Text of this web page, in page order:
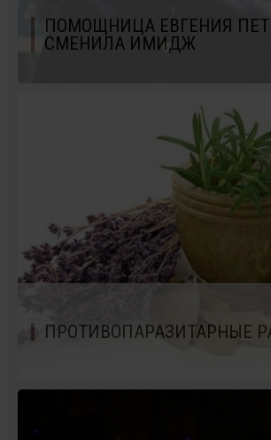
ПОМОЩНИЦА ЕВГЕНИЯ
СМЕНИЛА ИМИДЖ
ПРОТИВОПАРАЗИТАРНЫЕ